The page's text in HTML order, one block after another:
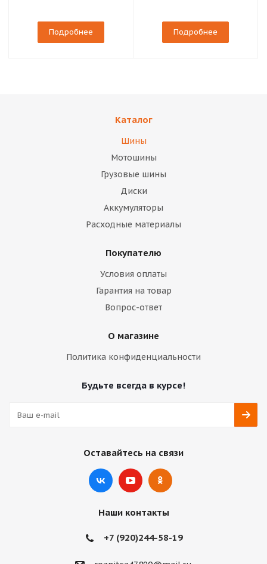
Подробнее Подробнее
Каталог
Шины
Мотошины
Грузовые шины
Диски
Аккумуляторы
Расходные материалы
Покупателю
Условия оплаты
Гарантия на товар
Вопрос-ответ
О магазине
Политика конфиденциальности
Будьте всегда в курсе!
Оставайтесь на связи
Наши контакты
+7 (920)244-58-19